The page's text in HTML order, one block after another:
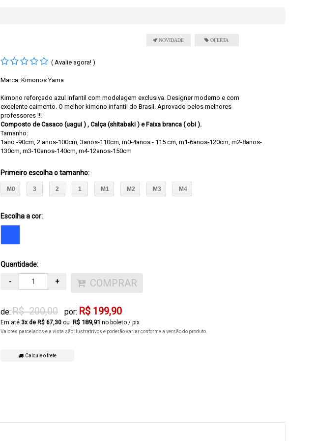
( Avalie agora! )
Marca: Kimonos Yama
Kimono reforçado azul infantil com modelagem exclusiva. Designer moderno e com
excelente caimento. O melhor kimono infantil do Brasil. Aprovado pelos melhores
professores !!!
Composto de Casaco (uagui ) , Calça (shitabaki ) e Faixa branca ( obi ).
Tamanho:
1ano -90cm, 2 anos-100cm, 3anos-110cm, m0-4anos - 115 cm, m1-6anos-120cm, m2-8anos-
130cm, m3-10anos-140cm, m4-12anos-150cm
Primeiro escolha o tamanho:
M0 3 2 1 M1 M2 M3 M4
Escolha a cor:
Quantidade:
- + COMPRAR
de: R$ 200,00 por: R$ 199,90
3x de R$ 67,30 R$ 189,91 no boleto / pix
Valores parcelados e a vista são ilustratrivos e poderão variar conforme a versão do produto.
Calcule o frete